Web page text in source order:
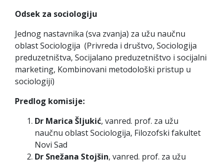
Odsek za sociologiju
Jednog nastavnika (sva zvanja) za užu naučnu
oblast Sociologija (Privreda i društvo, Sociologija
preduzetništva, Socijalano preduzetništvo i socijalni
marketing, Kombinovani metodološki pristup u
sociologiji)
Predlog komisije:
Dr Marica Šljukić, vanred. prof. za užu
naučnu oblast Sociologija, Filozofski fakultet
Novi Sad
Dr Snežana Stojšin, vanred. prof. za užu